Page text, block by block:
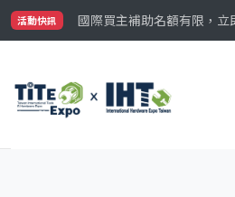
活動快訊
國際買主補助名額有限，立
參觀門票開放申請中‼️